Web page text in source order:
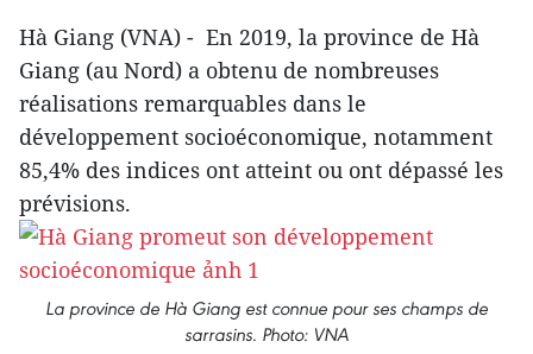
Hà Giang (VNA) - En 2019, la province de Hà
Giang (au Nord) a obtenu de nombreuses
réalisations remarquables dans le
développement socioéconomique, notamment
85,4% des indices ont atteint ou ont dépassé les
prévisions.
La province de Hà Giang est connue pour ses champs de
sarrasins. Photo: VNA